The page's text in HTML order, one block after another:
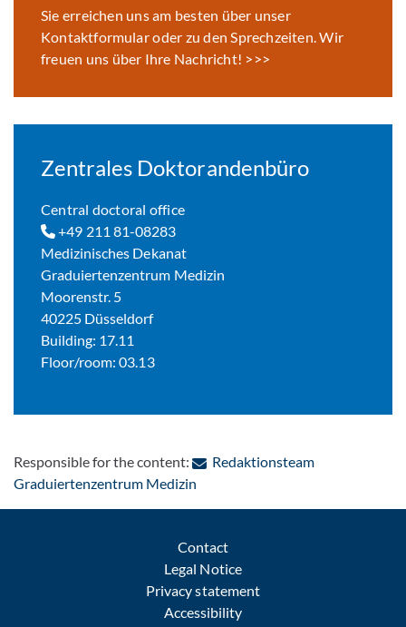
Sie erreichen uns am besten über unser
Kontaktformular oder zu den Sprechzeiten. Wir
freuen uns über Ihre Nachricht! >>>
Zentrales Doktorandenbüro
Central doctoral office
+49 211 81-08283
Medizinisches Dekanat
Graduiertenzentrum Medizin
Moorenstr. 5
40225 Düsseldorf
Building: 17.11
Floor/room: 03.13
Responsible for the content:
Redaktionsteam
Graduiertenzentrum Medizin
Contact
Legal Notice
Privacy statement
Accessibility